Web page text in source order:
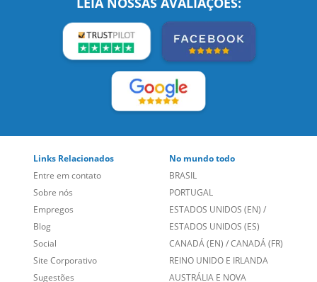
Links Relacionados
Entre em contato
Sobre nós
Empregos
Blog
Social
Site Corporativo
Sugestões
No mundo todo
BRASIL
PORTUGAL
ESTADOS UNIDOS (EN) /
ESTADOS UNIDOS (ES)
CANADÁ (EN) /CANADÁ (FR)
REINO UNIDO E IRLANDA
AUSTRÁLIA E NOVA